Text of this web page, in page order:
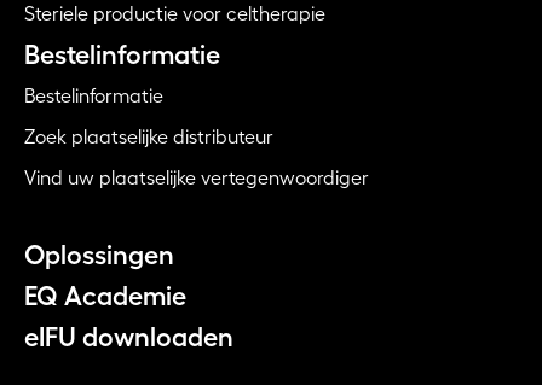
Steriele productie voor celtherapie
Bestelinformatie
Bestelinformatie
Zoek plaatselijke distributeur
Vind uw plaatselijke vertegenwoordiger
Oplossingen
EQ Academie
eIFU downloaden